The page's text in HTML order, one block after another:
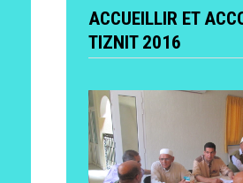
ACCUEILLIR ET
TIZNIT 2016